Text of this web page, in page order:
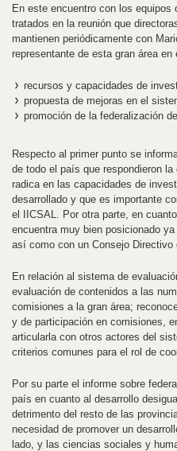
En este encuentro con los equipos
tratados en la reunión que
mantienen periódicamente con
representante de esta gran área
recursos y capacidades de
propuesta de mejoras en el
promoción de la federalización
Respecto al primer punto se
de todo el país que respondieron
radica en las capacidades de
desarrollado y que es importante
el IICSAL. Por otra parte, en
encuentra muy bien posicionado
así como con un Consejo
En relación al sistema de
evaluación de contenidos a las
comisiones a la gran área;
y de participación en comisiones,
articularla con otros actores del
criterios comunes para el rol de
Por su parte el informe sobre
país en cuanto al desarrollo
detrimento del resto de las
necesidad de promover un
lado, y las ciencias sociales y